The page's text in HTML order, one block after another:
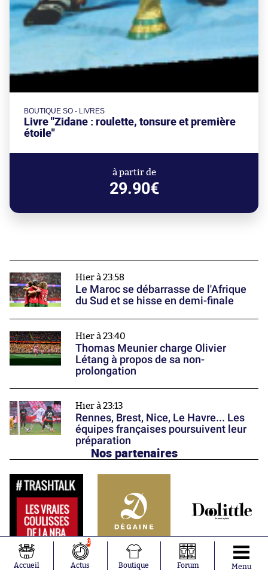
BOUTIQUE SO - LIVRES
Livre "Zidane : roulette, tonsure et première
étoile"
à partir de
29.90€
Hier à 23:58
Le Maroc se débarrasse de l'Afrique
du Sud et se hisse en demi-finale
Hier à 23:40
Thomas Meunier charge Olivier
Létang à propos de sa non-
prolongation
Hier à 23:13
Rennes, Brest, Nice, Le Havre... Les
équipes françaises poursuivent leur
préparation
Nos partenaires
Accueil
0
Actus Boutique Forum Menu